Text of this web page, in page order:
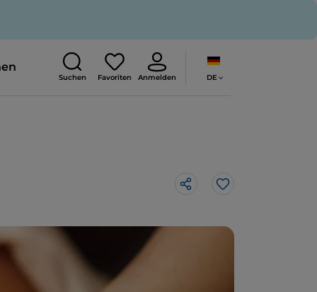
Suchen Favoriten Anmelden DE
Like